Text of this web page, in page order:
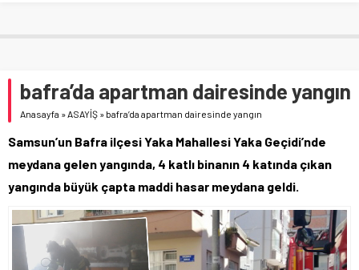
bafra’da apartman dairesinde yangın
Anasayfa »ASAYİŞ » bafra’da apartman dairesinde yangın
Samsun’un Bafra ilçesi Yaka Mahallesi Yaka Geçidi’nde
meydana gelen yangında, 4 katlı binanın 4 katında çıkan
yangında büyük çapta maddi hasar meydana geldi.